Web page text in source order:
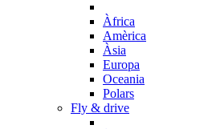
Àfrica
Amèrica
Àsia
Europa
Oceania
Polars
Fly & drive